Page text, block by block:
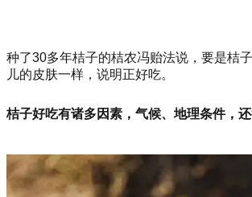
种了30多年桔子的桔农冯贻法说，要是桔
儿的皮肤一样，说明正好吃。
桔子好吃有诸多因素，气候、地理条件，还